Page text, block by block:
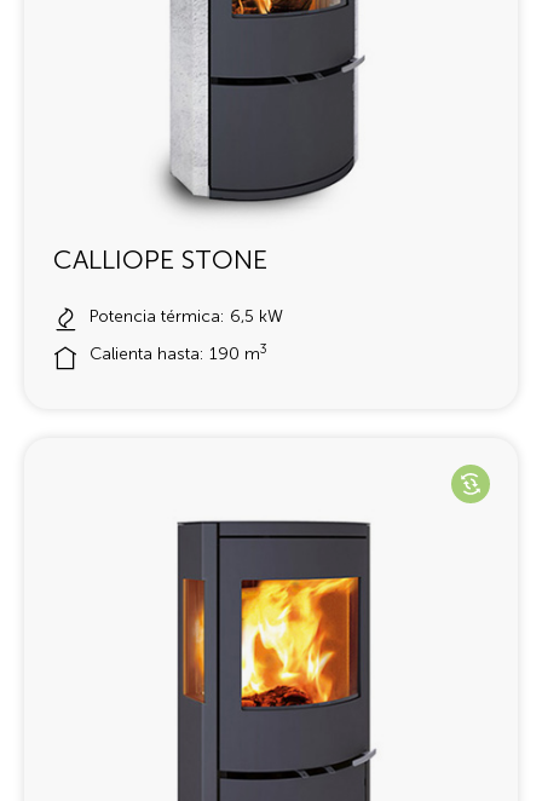
CALLIOPE STONE
Potencia térmica: 6,5 kW
Calienta hasta: 190 m3